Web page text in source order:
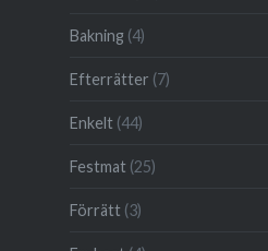
Bakning (4)
Efterrätter (7)
Enkelt(44)
Festmat(25)
Förrätt(3)